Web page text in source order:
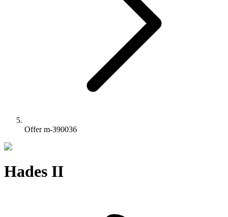
Offer m-390036
Hades II